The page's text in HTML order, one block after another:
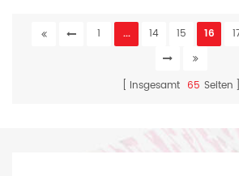
1 ... 14 15 16
Insgesamt 65 Seiten